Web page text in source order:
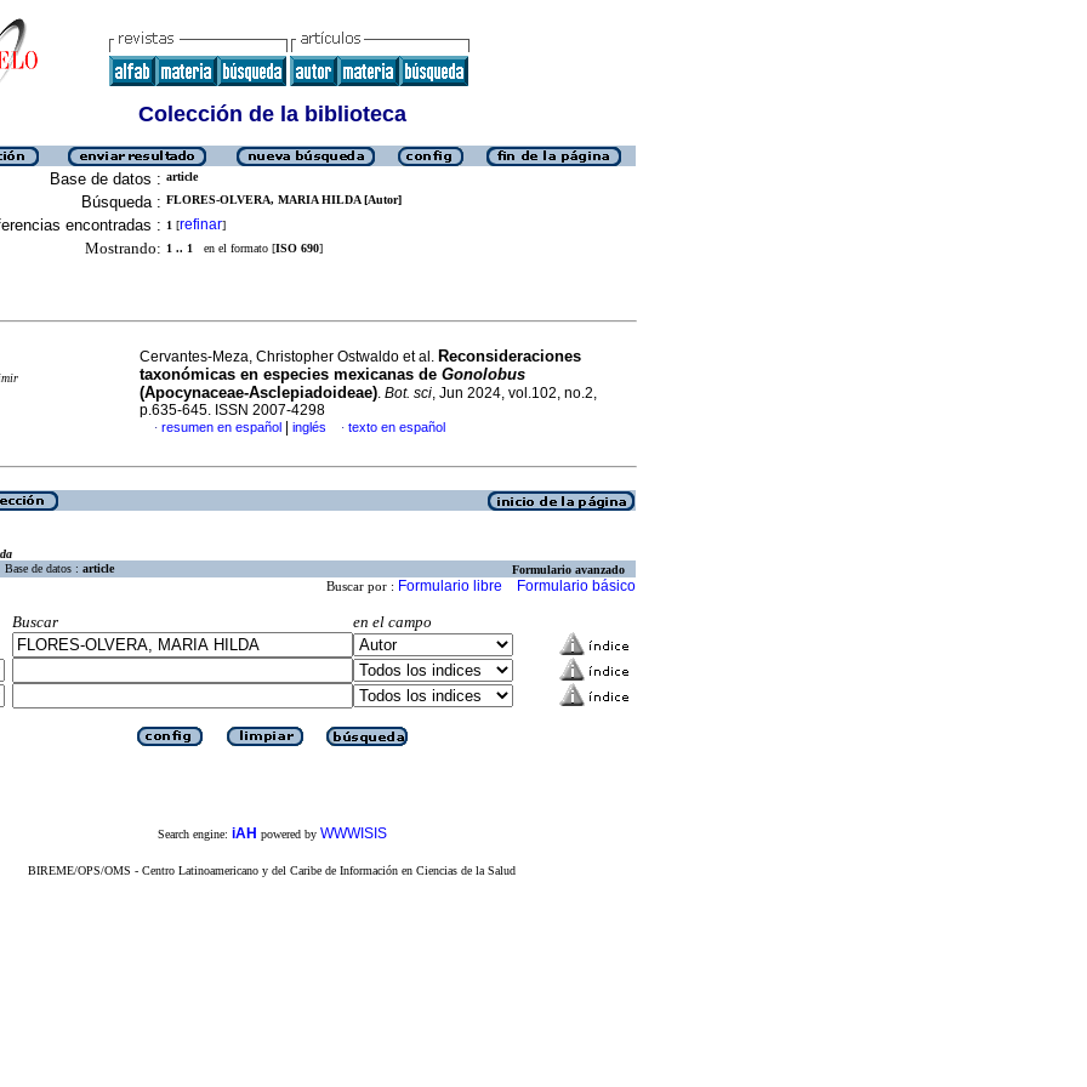
Colección de la biblioteca
Base de datos : article
Búsqueda : FLORES-OLVERA, MARIA HILDA [Autor]
encontradas : 1 [refinar]
Mostrando: 1 .. 1 en el formato [ISO 690]
Cervantes-Meza, Christopher Ostwaldo et al. Reconsideraciones
taxonómicas en especies mexicanas de Gonolobus
(Apocynaceae-Asclepiadoideae). Bot. sci, Jun 2024, vol.102, no.2,
p.635-645. ISSN 2007-4298
· resumen en español inglés · texto en español
Base de datos : article Formulario avanzado
Buscar por : Formulario libre Formulario básico
Buscar
en el campo
Search engine: iAH powered by WWWISIS
BIREME/OPS/OMS - Centro Latinoamericano y del Caribe de Información en Ciencias de la Salud